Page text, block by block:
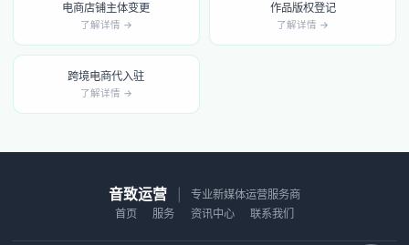
电商店铺主体变更
了解详情 →
作品版权登记
了解详情 →
跨境电商代入驻
了解详情 →
音致运营
专业新媒体运营服务商
首页
服务 资讯中心 联系我们